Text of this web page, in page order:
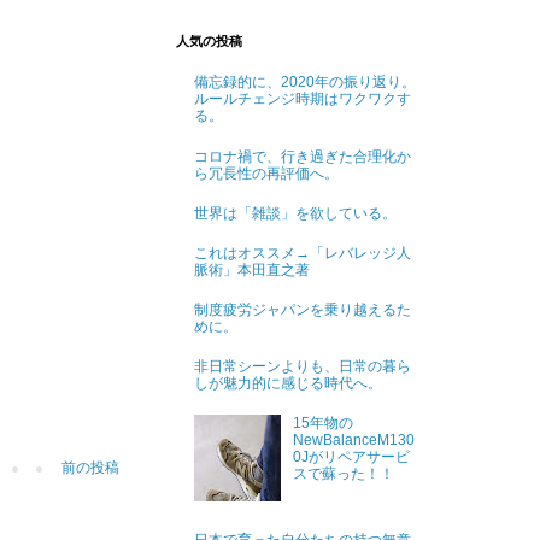
前の投稿
人気の投稿
備忘録的に、2020年の振り返り。
ルールチェンジ時期はワクワクす
る。
コロナ禍で、行き過ぎた合理化か
ら冗長性の再評価へ。
世界は「雑談」を欲している。
これはオススメ→「レバレッジ人
脈術」本田直之著
制度疲労ジャパンを乗り越えるた
めに。
非日常シーンよりも、日常の暮ら
しが魅力的に感じる時代へ。
15年物の
NewBalanceM130
0Jがリペアサービ
スで蘇った！！